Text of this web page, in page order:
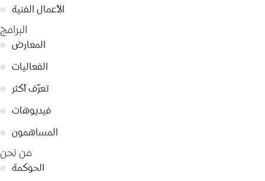
● الأعمال الفنية
البرامج
● المعارض
● الفعاليات
●
تعرّف أكثر
● فيديوهات
● المساهمون
من نحن
● الحوكمة